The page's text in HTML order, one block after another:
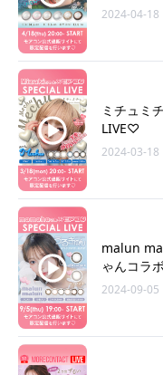
2024-04-18
ミチュミ
LIVE♡
2024-03-18
malun
ゃんコラ
2024-09-05